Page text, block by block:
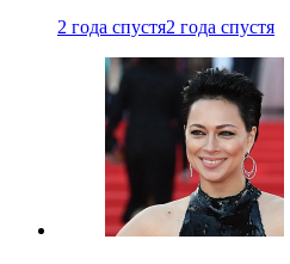
2 года спустя2 года спустя